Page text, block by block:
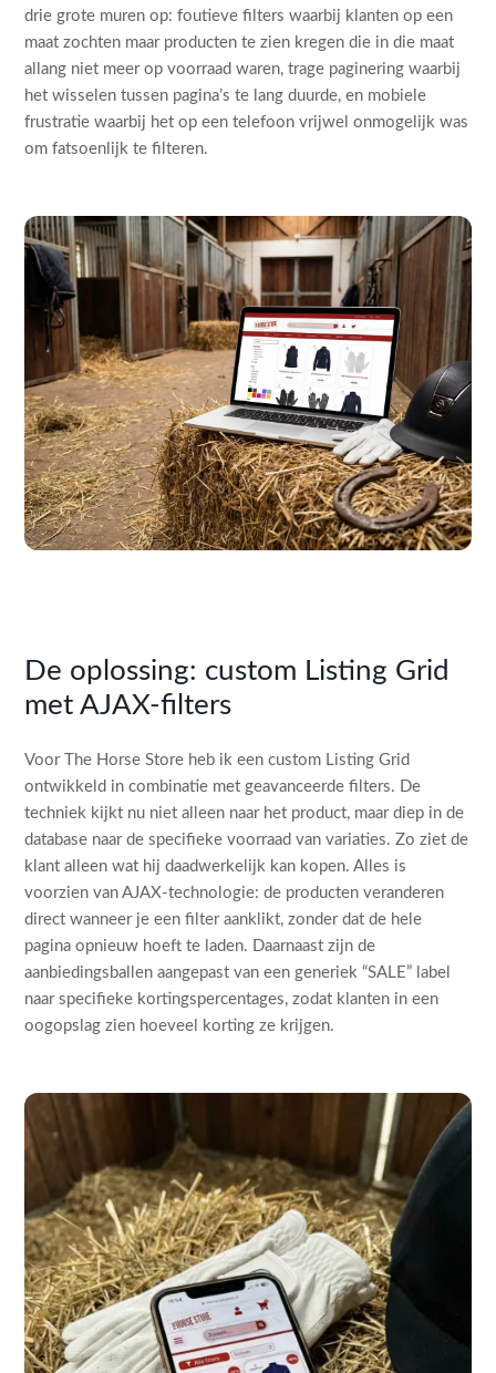
drie grote muren op: foutieve filters waarbij klanten op een
maat zochten maar producten te zien kregen die in die maat
allang niet meer op voorraad waren, trage paginering waarbij
het wisselen tussen pagina’s te lang duurde, en mobiele
frustratie waarbij het op een telefoon vrijwel onmogelijk was
om fatsoenlijk te filteren.
De oplossing: custom Listing Grid
met AJAX-filters
Voor The Horse Store heb ik een custom Listing Grid
ontwikkeld in combinatie met geavanceerde filters. De
techniek kijkt nu niet alleen naar het product, maar diep in de
database naar de specifieke voorraad van variaties. Zo ziet de
klant alleen wat hij daadwerkelijk kan kopen. Alles is
voorzien van AJAX-technologie: de producten veranderen
direct wanneer je een filter aanklikt, zonder dat de hele
pagina opnieuw hoeft te laden. Daarnaast zijn de
aanbiedingsballen aangepast van een generiek “SALE” label
naar specifieke kortingspercentages, zodat klanten in een
oogopslag zien hoeveel korting ze krijgen.